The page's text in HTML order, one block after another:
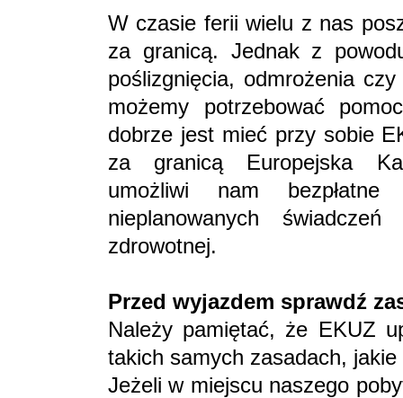
W czasie ferii wielu z nas
za granicą. Jednak z
poślizgnięcia, odmrożenia
możemy potrzebować
dobrze jest mieć przy sobie
za granicą Europejska
umożliwi nam
nieplanowanych
zdrowotnej.
Przed wyjazdem sprawdź
Należy pamiętać, że EKUZ
takich samych zasadach,
Jeżeli w miejscu naszego